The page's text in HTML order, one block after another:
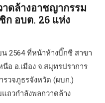
ดล้างอาชญากรรม
ก อบต. 26 แห่ง
น 2564 ที่หน้าห้างบิ๊กซี สาขา
อ อ.เมือง จ.สมุทรปราการ
วจภูธรจังหวัด (ผบก.)
ถวกำลังพลกวาดล้าง